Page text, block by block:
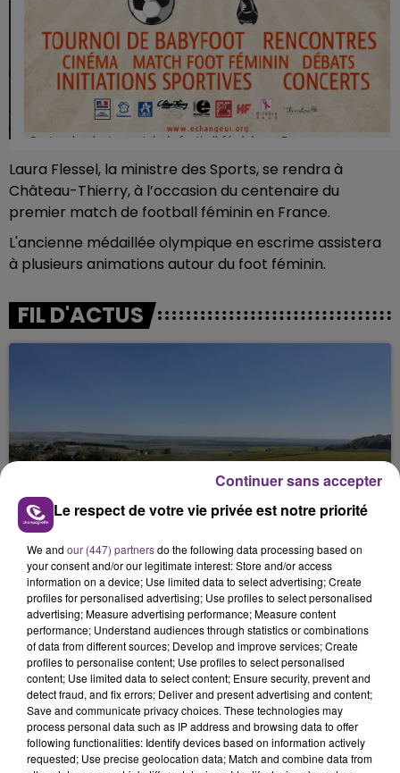
Laura Flessel, la ministre des Sports, se rendra à
Château-Thierry, à l’occasion du centenaire du
premier match de football féminin en France.
L'ancienne médaillée olympique en escrime assistera
à plusieurs animations autour du foot féminin.
FIL D'ACTUS
SI TOUT LE MONDE FAIT ÇA, MOI L'ANNÉE
PROCHAINE JE VENDANGE EN...
La vendange en Champagne a débuté ce jeudi 6
août dans la commune de Montgueux (Aube). Du
jamais vu !
L'INSPECTION DU TRAVAIL RAPPELLE À
L'ORDRE SUR LES CONDITIONS DE...
Le respect de votre vie privée est notre priorité
We and our (447) partnersdo the following data processing based on
your consent and/or our legitimate interest: Store and/or access
information on a device; Use limited data to select advertising; Create
profiles for personalised advertising; Use profiles to select personalised
advertising; Measure advertising performance; Measure content
performance; Understand audiences through statistics or combinations
of data from different sources; Develop and improve services; Create
profiles to personalise content; Use profiles to select personalised
content; Use limited data to select content; Ensure security, prevent and
detect fraud, and fix errors; Deliver and present advertising and content;
Save and communicate privacy choices. These technologies may
process personal data such as IP address and browsing data to offer
following functionalities: Identify devices based on information actively
requested; Use precise geolocation data; Match and combine data from
Continuer sans accepter